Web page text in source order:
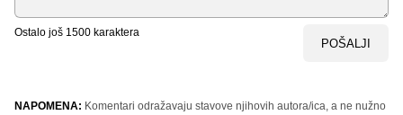
Ostalo još 1500 karaktera
POŠALJI
NAPOMENA: Komentari odražavaju stavove njihovih autora/ica, a ne nužno